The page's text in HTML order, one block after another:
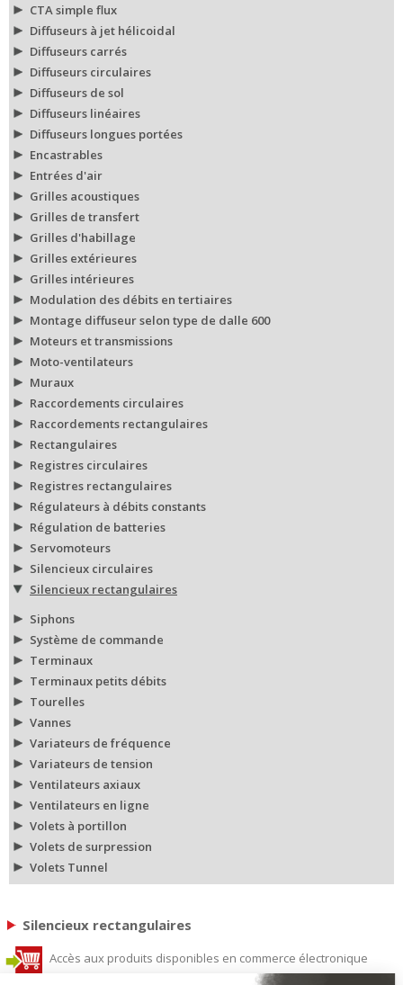
CTA simple flux
Diffuseurs à jet hélicoidal
Diffuseurs carrés
Diffuseurs circulaires
Diffuseurs de sol
Diffuseurs linéaires
Diffuseurs longues portées
Encastrables
Entrées d'air
Grilles acoustiques
Grilles de transfert
Grilles d'habillage
Grilles extérieures
Grilles intérieures
Modulation des débits en tertiaires
Montage diffuseur selon type de dalle 600
Moteurs et transmissions
Moto-ventilateurs
Muraux
Raccordements circulaires
Raccordements rectangulaires
Rectangulaires
Registres circulaires
Registres rectangulaires
Régulateurs à débits constants
Régulation de batteries
Servomoteurs
Silencieux circulaires
Silencieux rectangulaires
Siphons
Système de commande
Terminaux
Terminaux petits débits
Tourelles
Vannes
Variateurs de fréquence
Variateurs de tension
Ventilateurs axiaux
Ventilateurs en ligne
Volets à portillon
Volets de surpression
Volets Tunnel
Silencieux rectangulaires
Accès aux produits disponibles en commerce électronique